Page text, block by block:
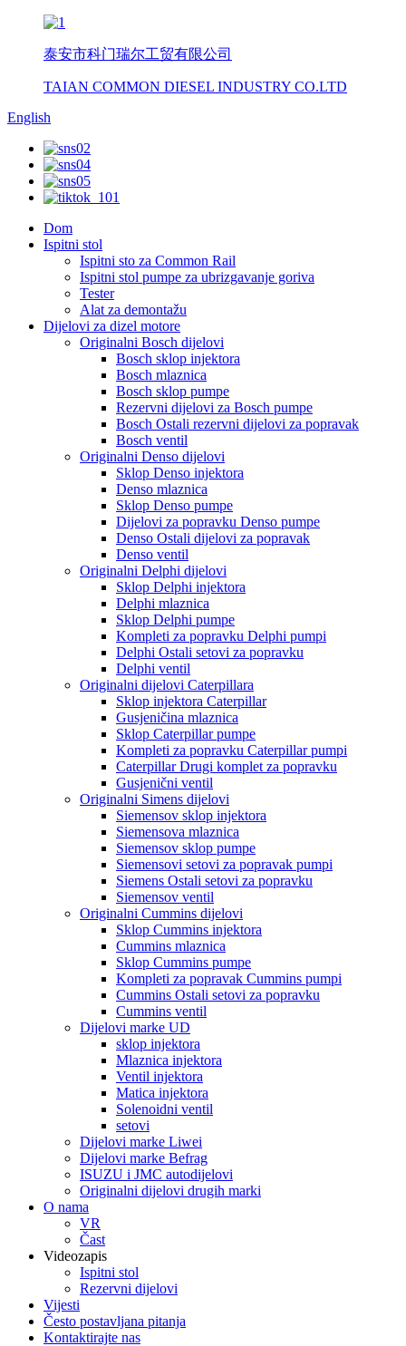
泰安市科门瑞尔工贸有限公司
TAIAN COMMON DIESEL INDUSTRY CO.LTD
English
Dom
Ispitni stol
Ispitni sto za Common Rail
Ispitni stol pumpe za ubrizgavanje goriva
Tester
Alat za demontažu
Dijelovi za dizel motore
Originalni Bosch dijelovi
Bosch sklop injektora
Bosch mlaznica
Bosch sklop pumpe
Rezervni dijelovi za Bosch pumpe
Bosch Ostali rezervni dijelovi za popravak
Bosch ventil
Originalni Denso dijelovi
Sklop Denso injektora
Denso mlaznica
Sklop Denso pumpe
Dijelovi za popravku Denso pumpe
Denso Ostali dijelovi za popravak
Denso ventil
Originalni Delphi dijelovi
Sklop Delphi injektora
Delphi mlaznica
Sklop Delphi pumpe
Kompleti za popravku Delphi pumpi
Delphi Ostali setovi za popravku
Delphi ventil
Originalni dijelovi Caterpillara
Sklop injektora Caterpillar
Gusjeničina mlaznica
Sklop Caterpillar pumpe
Kompleti za popravku Caterpillar pumpi
Caterpillar Drugi komplet za popravku
Gusjenični ventil
Originalni Simens dijelovi
Siemensov sklop injektora
Siemensova mlaznica
Siemensov sklop pumpe
Siemensovi setovi za popravak pumpi
Siemens Ostali setovi za popravku
Siemensov ventil
Originalni Cummins dijelovi
Sklop Cummins injektora
Cummins mlaznica
Sklop Cummins pumpe
Kompleti za popravak Cummins pumpi
Cummins Ostali setovi za popravku
Cummins ventil
Dijelovi marke UD
sklop injektora
Mlaznica injektora
Ventil injektora
Matica injektora
Solenoidni ventil
setovi
Dijelovi marke Liwei
Dijelovi marke Befrag
ISUZU i JMC autodijelovi
Originalni dijelovi drugih marki
O nama
VR
Čast
Videozapis
Ispitni stol
Rezervni dijelovi
Vijesti
Često postavljana pitanja
Kontaktirajte nas